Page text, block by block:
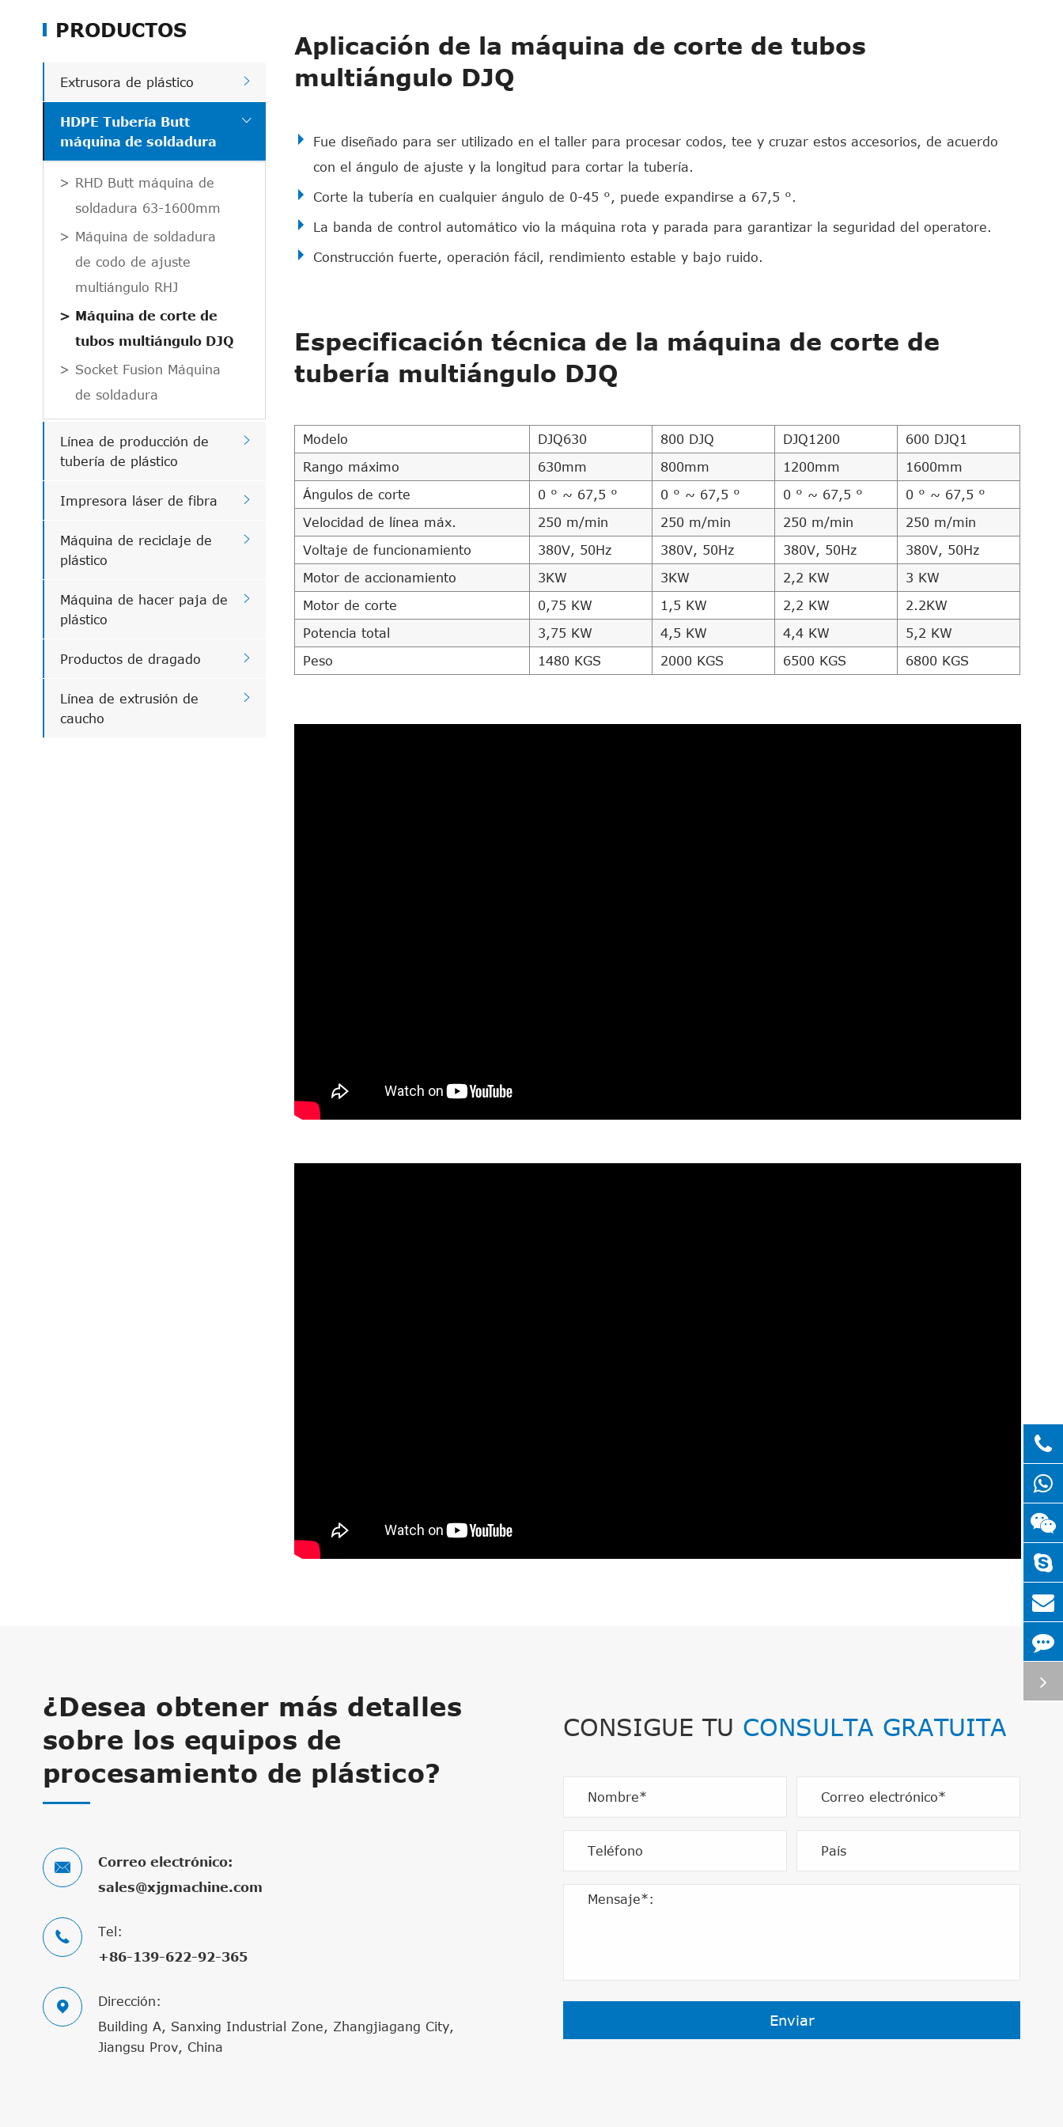
PRODUCTOS
Extrusora de plástico 
HDPE Tubería Butt
máquina de soldadura

RHD Butt máquina de
soldadura 63-1600mm
Máquina de soldadura
de codo de ajuste
multiángulo RHJ
Máquina de corte de
tubos multiángulo DJQ
Socket Fusion Máquina
de soldadura
Línea de producción de
tubería de plástico

Impresora láser de fibra 
Máquina de reciclaje de
plástico

Máquina de hacer paja de
plástico

Productos de dragado 
Línea de extrusión de
caucho

Aplicación de la máquina de corte de tubos
multiángulo DJQ
Fue diseñado para ser utilizado en el taller para procesar codos, tee y cruzar estos accesorios, de acuerdo
con el ángulo de ajuste y la longitud para cortar la tubería.
Corte la tubería en cualquier ángulo de 0-45 °, puede expandirse a 67,5 °.
La banda de control automático vio la máquina rota y parada para garantizar la seguridad del operatore.
Construcción fuerte, operación fácil, rendimiento estable y bajo ruido.
Especificación técnica de la máquina de corte de
tubería multiángulo DJQ
Modelo DJQ630 800 DJQ DJQ1200
600 DJQ1
Rango máximo
630mm 800mm 1200mm
1600mm
Ángulos de corte
0 ° ~ 67,5 ° 0 ° ~ 67,5 ° 0 ° ~ 67,5 °
0 ° ~ 67,5 °
Velocidad de línea máx.
250 m/min 250 m/min 250 m/min
250 m/min
Voltaje de funcionamiento
380V, 50Hz 380V, 50Hz 380V, 50Hz
380V, 50Hz
Motor de accionamiento
3KW 3KW 2,2 KW
3 KW
Motor de corte
0,75 KW 1,5 KW 2,2 KW
2.2KW
Potencia total
3,75 KW 4,5 KW 4,4 KW
5,2 KW
Peso
1480 KGS 2000 KGS 6500 KGS 6800 KGS
¿Desea obtener más detalles
sobre los equipos de
procesamiento de plástico?

Correo electrónico:
sales@xjgmachine.com

Tel:
+86-139-622-92-365

Dirección:
Building A, Sanxing Industrial Zone, Zhangjiagang City,
Jiangsu Prov, China
CONSIGUE TU CONSULTA GRATUITA
Enviar